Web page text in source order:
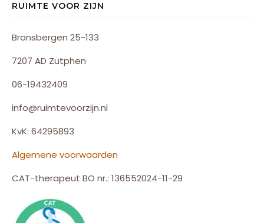
RUIMTE VOOR ZIJN
Bronsbergen 25-133
7207 AD Zutphen
06-19432409
info@ruimtevoorzijn.nl
KvK: 64295893
Algemene voorwaarden
CAT-therapeut BO nr.: 136552024-11-29